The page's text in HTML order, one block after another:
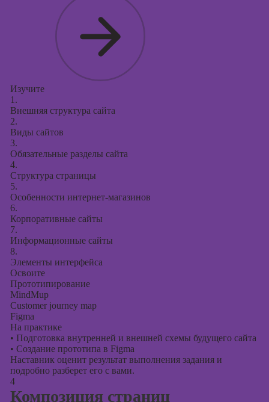
Изучите
1.
Внешняя структура сайта
2.
Виды сайтов
3.
Обязательные разделы сайта
4.
Структура страницы
5.
Особенности интернет-магазинов
6.
Корпоративные сайты
7.
Информационные сайты
8.
Элементы интерфейса
Освоите
Прототипирование
MindMup
Customer journey map
Figma
На практике
• Подготовка внутренней и внешней схемы будущего сайта
• Создание прототипа в Figma
Наставник оценит результат выполнения задания и
подробно разберет его с вами.
4
Композиция страниц